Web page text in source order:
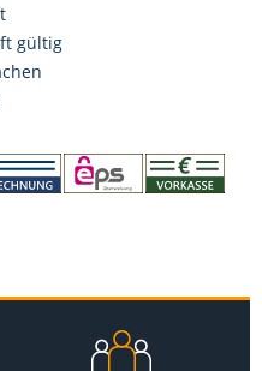
gültig